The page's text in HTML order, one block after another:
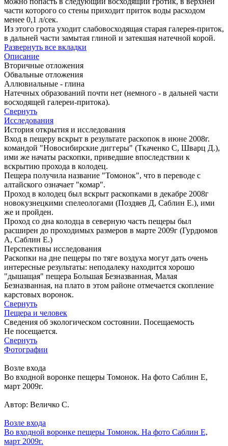
части которого со стены приходит приток воды расходом
менее 0,1 л/сек.
Из этого грота уходит слабовосходящая старая галерея-приток,
в дальней части замытая глиной и затекшая натечной корой.
Развернуть все вкладки
Описание
Вторичные отложения
Обвальные отложения
Аллювиальные - глина
Натечных образований почти нет (немного - в дальней части
восходящей галереи-притока).
Свернуть
Исследования
История открытия и исследования
Вход в пещеру вскрыт в результате раскопок в июне 2008г.
командой "Новосибирские диггеры" (Ткаченко С, Шварц Д.),
ими же начаты раскопки, приведшие впоследствии к
вскрытию прохода в колодец.
Пещера получила название "Томонок", что в переводе с
алтайского означает "комар".
Проход в колодец был вскрыт раскопками в декабре 2008г
новокузнецкими спелеологами (Поздяев Д, Саблин Е.), ими
же и пройден.
Проход со дна колодца в северную часть пещеры был
расширен до проходимых размеров в марте 2009г (Гурдюмов
А, Саблин Е.)
Перспективы исследования
Раскопки на дне пещеры по тяге воздуха могут дать очень
интересные результаты: неподалеку находится хорошо
"дышащая" пещера Большая Безназванная, Малая
Безназванная, на плато в этом районе отмечается скопление
карстовых воронок.
Свернуть
Пещера и человек
Сведения об экологическом состоянии. Посещаемость
Не посещается.
Свернуть
Фотографии
Возле входа
Во входной воронке пещеры Томонок. На фото Саблин Е,
март 2009г.
Автор: Величко С.
Возле входа
Во входной воронке пещеры Томонок. На фото Саблин Е,
март 2009г.